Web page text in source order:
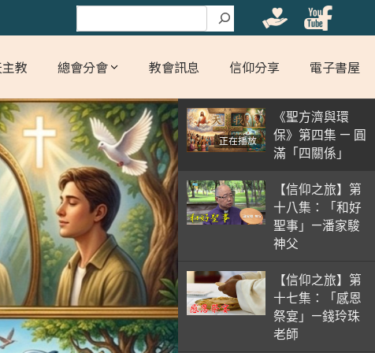
搜尋
教 總會分會 教會訊息 信仰分享 電子書屋
正在播放
《聖方濟與環
保》第四集 — 圓
滿「四關係」
【信仰之旅】第
十八集：「和好
聖事」—潘家駿
神父
【信仰之旅】第
十七集：「感恩
祭宴」—錢玲珠
老師